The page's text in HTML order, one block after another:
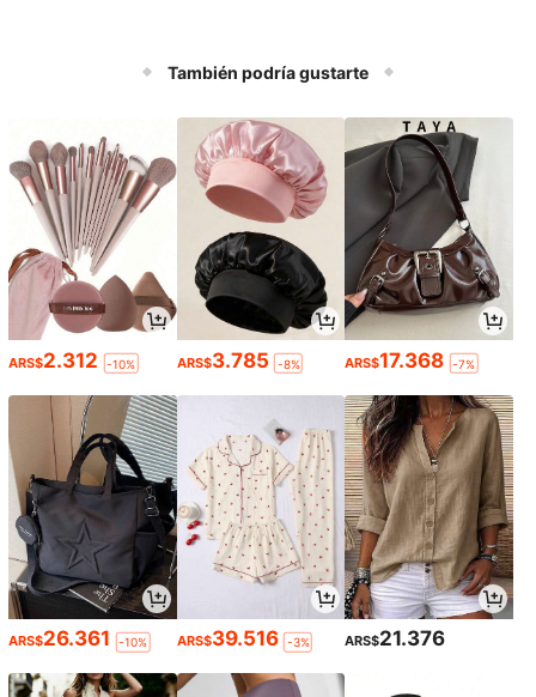
También podría gustarte
ARS$2.312 -10% ARS$3.785 -8% ARS$17.368 -7%
ARS$26.361 -10% ARS$39.516 -3% ARS$21.376